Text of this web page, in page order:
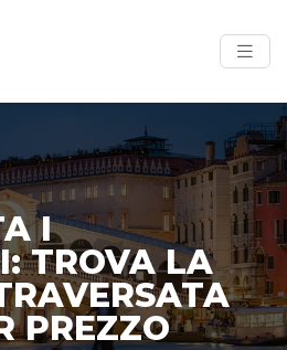
I
TROVA LA
PREZZO